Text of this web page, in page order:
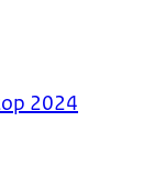
2024